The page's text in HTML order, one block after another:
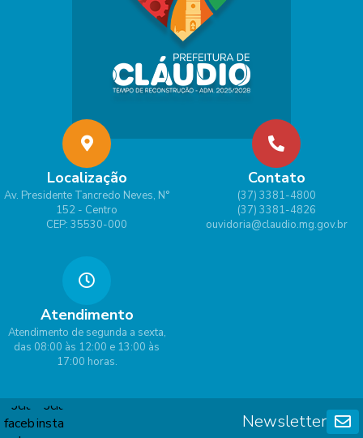
Localização
Av. Presidente Tancredo Neves, N°
152 - Centro
CEP: 35530-000
Contato
(37) 3381-4800
(37) 3381-4826
ouvidoria@claudio.mg.gov.br
Atendimento
Atendimento de segunda a sexta,
das 08:00 às 12:00 e 13:00 às
17:00 horas.
Newsletter